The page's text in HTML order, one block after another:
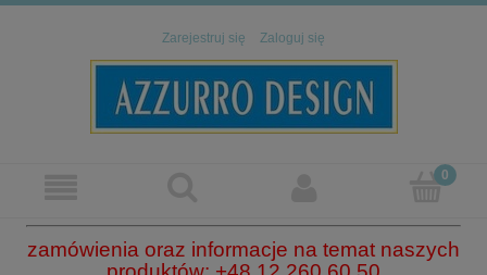
Zarejestruj się Zaloguj się
zamówienia oraz informacje na temat naszych